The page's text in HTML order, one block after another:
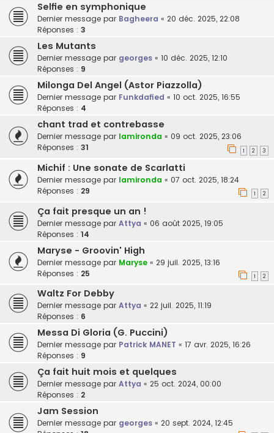
Selfie en symphonique
Dernier message par Bagheera « 20 déc. 2025, 22:08
Réponses : 3
Les Mutants
Dernier message par georges « 10 déc. 2025, 12:10
Réponses : 9
Milonga Del Angel (Astor Piazzolla)
Dernier message par Funkdafied « 10 oct. 2025, 16:55
Réponses : 4
chant trad et contrebasse
Dernier message par lamironda « 09 oct. 2025, 23:06
Réponses : 31 1 2 3
Michif : Une sonate de Scarlatti
Dernier message par lamironda « 07 oct. 2025, 18:24
Réponses : 29 1 2
Ça fait presque un an !
Dernier message par Attya « 06 août 2025, 19:05
Réponses : 14
Maryse - Groovin' High
Dernier message par Maryse « 29 juil. 2025, 13:16
Réponses : 25 1 2
Waltz For Debby
Dernier message par Attya « 22 juil. 2025, 11:19
Réponses : 6
Messa Di Gloria (G. Puccini)
Dernier message par Patrick MANET « 17 avr. 2025, 16:26
Réponses : 9
Ça fait huit mois et quelques
Dernier message par Attya « 25 oct. 2024, 00:00
Réponses : 2
Jam Session
Dernier message par georges « 20 sept. 2024, 12:45